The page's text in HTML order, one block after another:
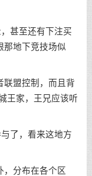
甚至还有下注买
那地下竞技场似
联盟控制，而且背
王家，王兄应该听
了，看来这地方
，分布在各个区